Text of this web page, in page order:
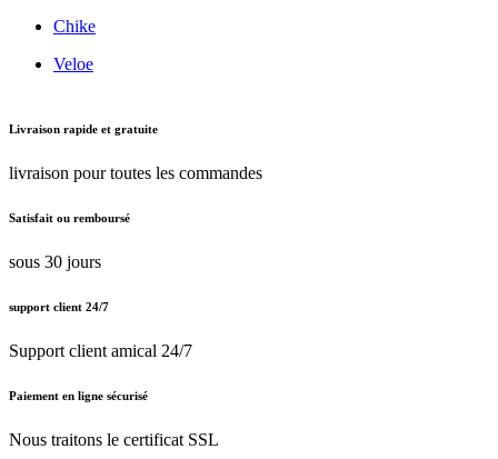
Chike
Veloe
Livraison rapide et gratuite
livraison pour toutes les commandes
Satisfait ou remboursé
sous 30 jours
support client 24/7
Support client amical 24/7
Paiement en ligne sécurisé
Nous traitons le certificat SSL